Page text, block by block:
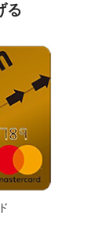
円
万円
る